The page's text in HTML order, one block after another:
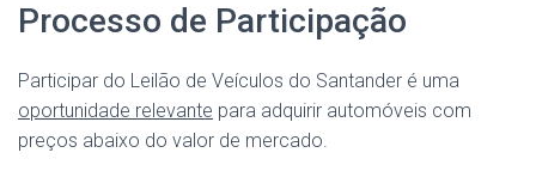
Processo de Participação
Participar do Leilão de Veículos do Santander é uma
oportunidade relevante para adquirir automóveis com
preços abaixo do valor de mercado.